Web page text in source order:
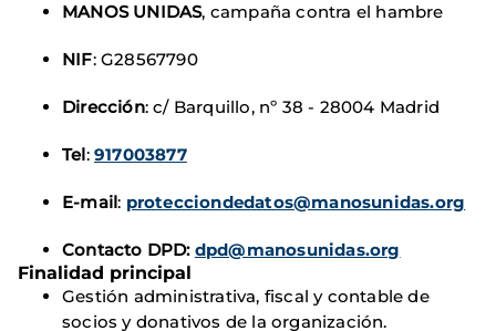
MANOS UNIDAS, campaña contra el hambre
NIF: G28567790
Dirección: c/ Barquillo, nº 38 - 28004 Madrid
Tel:917003877
E-mail: protecciondedatos@manosunidas.org
Contacto DPD: dpd@manosunidas.org
Finalidad principal
Gestión administrativa, fiscal y contable de
socios y donativos de la organización.